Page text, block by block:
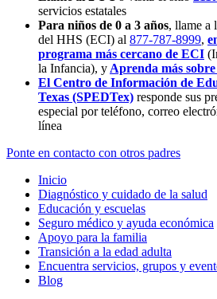
servicios estatales
Para niños de 0 a 3 años, llame a
del HHS (ECI) al 877-787-8999,
programa más cercano de ECI
la Infancia), y Aprenda más
El Centro de Información de
Texas (SPEDTex) responde sus
especial por teléfono, correo
línea
Ponte en contacto con otros padres
Inicio
Diagnóstico y cuidado de la salud
Educación y escuelas
Seguro médico y ayuda económica
Apoyo para la familia
Transición a la edad adulta
Encuentra servicios, grupos y
Blog